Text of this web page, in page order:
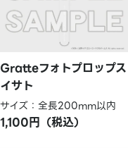
Gratteフォトプロップス
イサト
サイズ：全長200mm以内
1,100円（税込）